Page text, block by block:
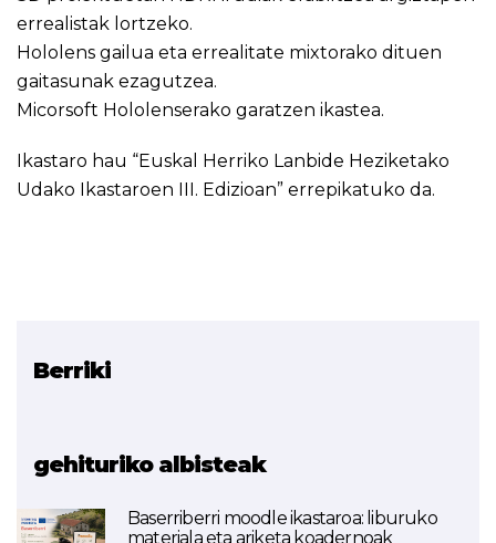
errealistak lortzeko.
Hololens gailua eta errealitate mixtorako dituen
gaitasunak ezagutzea.
Micorsoft Hololenserako garatzen ikastea.
Ikastaro hau “Euskal Herriko Lanbide Heziketako
Udako Ikastaroen III. Edizioan” errepikatuko da.
Berriki
gehituriko albisteak
Baserriberri moodle ikastaroa: liburuko
materiala eta ariketa koadernoak